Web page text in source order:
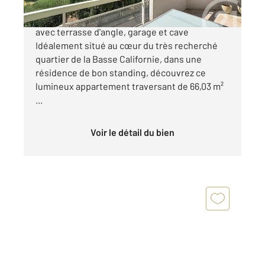
Cannes Basse Californie | Élégant 3 pièces
avec terrasse d'angle, garage et cave
Idéalement situé au cœur du très recherché
quartier de la Basse Californie, dans une
résidence de bon standing, découvrez ce
lumineux appartement traversant de 66,03 m²
...
Voir le détail du bien